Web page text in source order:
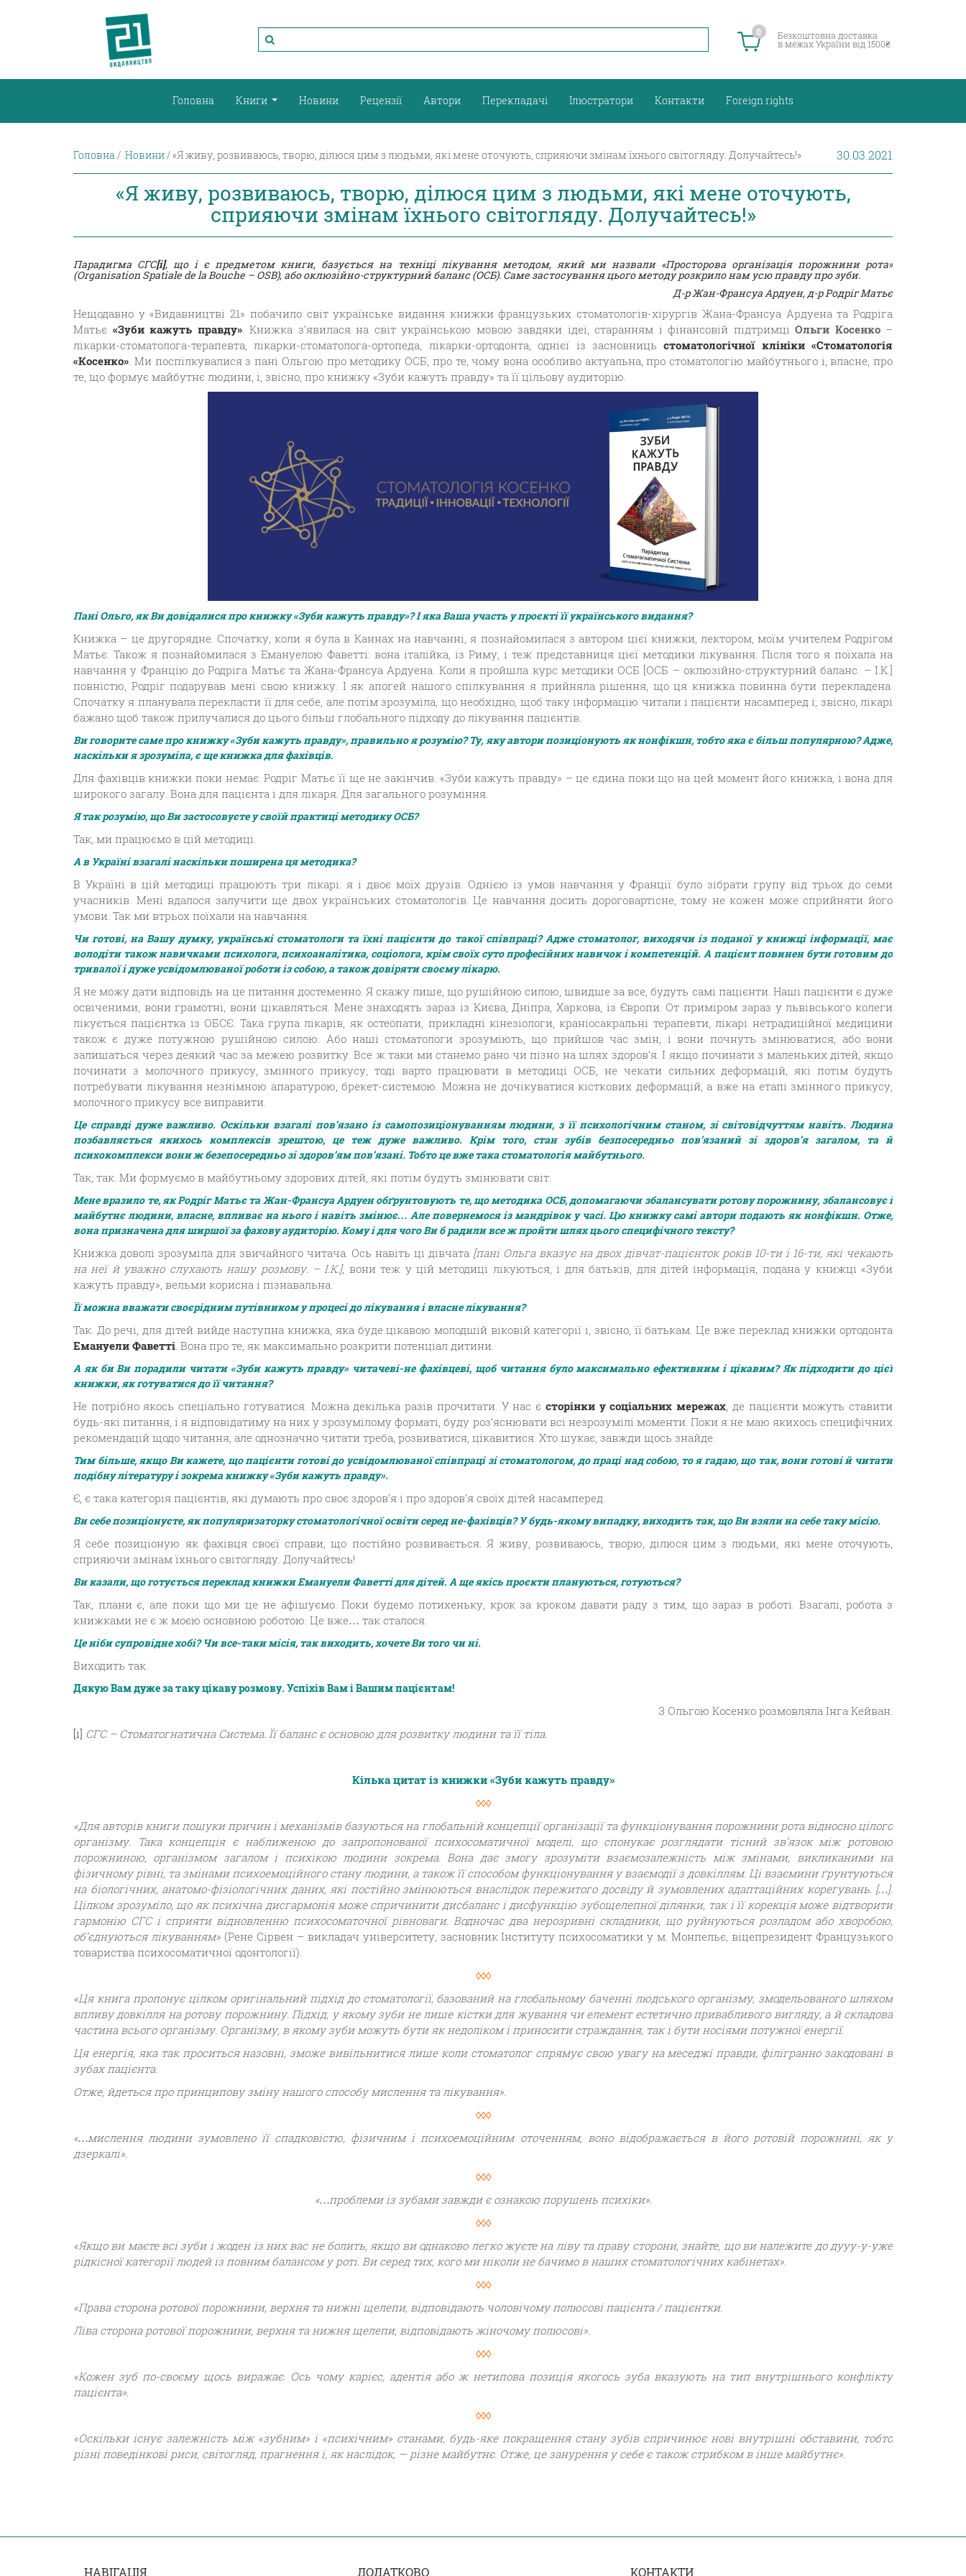
0 Безкоштовна доставка
в межах України від 1500₴
Головна Книги Новини Рецензії Автори Перекладачі Ілюстратори Контакти Foreign rights
Головна Новини «Я живу, розвиваюсь, творю, ділюся цим з людьми, які мене оточують, сприяючи змінам їхнього світогляду. Долучайтесь!» 30.03.2021
«Я живу, розвиваюсь, творю, ділюся цим з людьми, які мене оточують,
сприяючи змінам їхнього світогляду. Долучайтесь!»
Парадигма СГС[i], що і є предметом книги, базується на техніці лікування методом, який ми назвали «Просторова організація порожнини рота»
(Organisation Spatiale de la Bouche – OSB), або оклюзійно-структурний баланс (ОСБ). Саме застосування цього методу розкрило нам усю правду про зуби.
Д-р Жан-Франсуа Ардуен, д-р Родріг Матьє
Нещодавно у «Видавництві 21» побачило світ українське видання книжки французьких стоматологів-хірургів Жана-Франсуа Ардуена та Родріга
Матьє «Зуби кажуть правду». Книжка з’явилася на світ українською мовою завдяки ідеї, старанням і фінансовій підтримці Ольги Косенко–
лікарки-стоматолога-терапевта, лікарки-стоматолога-ортопеда, лікарки-ортодонта, однієї із засновницьстоматологічної клініки «Стоматологія
«Косенко». Ми поспілкувалися з пані Ольгою про методику ОСБ, про те, чому вона особливо актуальна, про стоматологію майбутнього і, власне, про
те, що формує майбутнє людини, і, звісно, про книжку «Зуби кажуть правду» та її цільову аудиторію.
Пані Ольго, як Ви довідалися про книжку «Зуби кажуть правду»? І яка Ваша участь у проєкті її українського видання?
Книжка – це другорядне. Спочатку, коли я була в Каннах на навчанні, я познайомилася з автором цієї книжки, лектором, моїм учителем Родрігом
Матьє. Також я познайомилася з Емануелою Фаветті: вона італійка, із Риму, і теж представниця цієї методики лікування. Після того я поїхала на
навчання у Францію до Родріга Матьє та Жана-Франсуа Ардуена. Коли я пройшла курс методики ОСБ [ОСБ – оклюзійно-структурний баланс. – І.К.]
повністю, Родріг подарував мені свою книжку. І як апогей нашого спілкування я прийняла рішення, що ця книжка повинна бути перекладена.
Спочатку я планувала перекласти її для себе, але потім зрозуміла, що необхідно, щоб таку інформацію читали і пацієнти насамперед і, звісно, лікарі
бажано щоб також прилучалися до цього більш глобального підходу до лікування пацієнтів.
Ви говорите саме про книжку «Зуби кажуть правду», правильно я розумію? Ту, яку автори позиціонують як нонфікшн, тобто яка є більш популярною? Адже,
наскільки я зрозуміла, є ще книжка для фахівців.
Для фахівців книжки поки немає. Родріг Матьє її ще не закінчив. «Зуби кажуть правду» – це єдина поки що на цей момент його книжка, і вона для
широкого загалу. Вона для пацієнта і для лікаря. Для загального розуміння.
Я так розумію, що Ви застосовуєте у своїй практиці методику ОСБ?
Так, ми працюємо в цій методиці.
А в Україні взагалі наскільки поширена ця методика?
В Україні в цій методиці працюють три лікарі: я і двоє моїх друзів. Однією із умов навчання у Франції було зібрати групу від трьох до семи
учасників. Мені вдалося залучити ще двох українських стоматологів. Це навчання досить дороговартісне, тому не кожен може сприйняти його
умови. Так ми втрьох поїхали на навчання.
Чи готові, на Вашу думку, українські стоматологи та їхні пацієнти до такої співпраці? Адже стоматолог, виходячи із поданої у книжці інформації, має
володіти також навичками психолога, психоаналітика, соціолога, крім своїх суто професійних навичок і компетенцій. А пацієнт повинен бути готовим до
тривалої і дуже усвідомлюваної роботи із собою, а також довіряти своєму лікарю.
Я не можу дати відповідь на це питання достеменно. Я скажу лише, що рушійною силою, швидше за все, будуть самі пацієнти. Наші пацієнти є дуже
освіченими, вони грамотні, вони цікавляться. Мене знаходять зараз із Києва, Дніпра, Харкова, із Європи. От приміром зараз у львівського колеги
лікується пацієнтка із ОБСЄ. Така група лікарів, як остеопати, прикладні кінезіологи, краніосакральні терапевти, лікарі нетрадиційної медицини
також є дуже потужною рушійною силою. Або наші стоматологи зрозуміють, що прийшов час змін, і вони почнуть змінюватися, або вони
залишаться через деякий час за межею розвитку. Все ж таки ми станемо рано чи пізно на шлях здоров’я. І якщо починати з маленьких дітей, якщо
починати з молочного прикусу, змінного прикусу, тоді варто працювати в методиці ОСБ, не чекати сильних деформацій, які потім будуть
потребувати лікування незнімною апаратурою, брекет-системою. Можна не дочікуватися кісткових деформацій, а вже на етапі змінного прикусу,
молочного прикусу все виправити.
Це справді дуже важливо. Оскільки взагалі пов’язано із самопозиціонуванням людини, з її психологічним станом, зі світовідчуттям навіть. Людина
позбавляється якихось комплексів зрештою, це теж дуже важливо. Крім того, стан зубів безпосередньо пов’язаний зі здоров’я загалом, та й
психокомплекси вони ж безепосередньо зі здоров’ям пов’язані. Тобто це вже така стоматологія майбутнього.
Так, так. Ми формуємо в майбутньому здорових дітей, які потім будуть змінювати світ.
Мене вразило те, як Родріг Матьє та Жан-Франсуа Ардуен обґрунтовують те, що методика ОСБ, допомагаючи збалансувати ротову порожнину, збалансовує і
майбутнє людини, власне, впливає на нього і навіть змінює… Але повернемося із мандрівок у часі. Цю книжку самі автори подають як нонфікшн. Отже,
вона призначена для ширшої за фахову аудиторію. Кому і для чого Ви б радили все ж пройти шлях цього специфічного тексту?
Книжка доволі зрозуміла для звичайного читача. Ось навіть ці дівчата [пані Ольга вказує на двох дівчат-пацієнток років 10-ти і 16-ти, які чекають
на неї й уважно слухають нашу розмову. – І.К.], вони теж у цій методиці лікуються, і для батьків, для дітей інформація, подана у книжці «Зуби
кажуть правду», вельми корисна і пізнавальна.
Її можна вважати своєрідним путівником у процесі до лікування і власне лікування?
Так. До речі, для дітей вийде наступна книжка, яка буде цікавою молодшій віковій категорії і, звісно, її батькам. Це вже переклад книжки ортодонта
Емануели Фаветті . Вона про те, як максимально розкрити потенціал дитини.
А як би Ви порадили читати «Зуби кажуть правду» читачеві-не фахівцеві, щоб читання було максимально ефективним і цікавим? Як підходити до цієї
книжки, як готуватися до її читання?
Не потрібно якось спеціально готуватися. Можна декілька разів прочитати. У нас є сторінки у соціальних мережах , де пацієнти можуть ставити
будь-які питання, і я відповідатиму на них у зрозумілому форматі, буду роз’яснювати всі незрозумілі моменти. Поки я не маю якихось специфічних
рекомендацій щодо читання, але однозначно читати треба, розвиватися, цікавитися. Хто шукає, завжди щось знайде.
Тим більше, якщо Ви кажете, що пацієнти готові до усвідомлюваної співпраці зі стоматологом, до праці над собою, то я гадаю, що так, вони готові й читати
подібну літературу і зокрема книжку «Зуби кажуть правду».
Є, є така категорія пацієнтів, які думають про своє здоров’я і про здоров’я своїх дітей насамперед.
Ви себе позиціонуєте, як популяризаторку стоматологічної освіти серед не-фахівців? У будь-якому випадку, виходить так, що Ви взяли на себе таку місію.
Я себе позиціоную як фахівця своєї справи, що постійно розвивається. Я живу, розвиваюсь, творю, ділюся цим з людьми, які мене оточують,
сприяючи змінам їхнього світогляду. Долучайтесь!
Ви казали, що готується переклад книжки Емануели Фаветті для дітей. А ще якісь проєкти плануються, готуються?
Так, плани є, але поки що ми це не афішуємо. Поки будемо потихеньку, крок за кроком давати раду з тим, що зараз в роботі. Взагалі, робота з
книжками не є ж моєю основною роботою. Це вже… так сталося.
Це ніби супровідне хобі? Чи все-таки місія, так виходить, хочете Ви того чи ні.
Виходить так.
Дякую Вам дуже за таку цікаву розмову. Успіхів Вам і Вашим пацієнтам!
З Ольгою Косенко розмовляла Інга Кейван.
[i] СГС – Стоматогнатична Система. Її баланс є основою для розвитку людини та її тіла.
Кілька цитат із книжки «Зуби кажуть правду»
◊◊◊
«Для авторів книги пошуки причин і механізмів базуються на глобальній концепції організації та функціонування порожнини рота відносно цілого
організму. Така концепція є наближеною до запропонованої психосоматичної моделі, що спонукає розглядати тісний зв’язок між ротовою
порожниною, організмом загалом і психікою людини зокрема. Вона дає змогу зрозуміти взаємозалежність між змінами, викликаними на
фізичному рівні, та змінами психоемоційного стану людини, а також її способом функціонування у взаємодії з довкіллям. Ці взаємини ґрунтуються
на біологічних, анатомо-фізіологічних даних, які постійно змінюються внаслідок пережитого досвіду й зумовлених адаптаційних корегувань. […].
Цілком зрозуміло, що як психічна дисгармонія може спричинити дисбаланс і дисфункцію зубощелепної ділянки, так і її корекція може відтворити
гармонію СГС і сприяти відновленню психосоматочної рівноваги. Водночас два нерозривні складники, що руйнуються розладом або хворобою,
об’єднуються лікуванням»(Рене Сірвен – викладач університету, засновник Інституту психосоматики у м. Монпельє, віцепрезидент Французького
товариства психосоматичної одонтології).
◊◊◊
«Ця книга пропонує цілком оригінальний підхід до стоматології, базований на глобальному баченні людського організму, змодельованого шляхом
впливу довкілля на ротову порожнину. Підхід, у якому зуби не лише кістки для жування чи елемент естетично привабливого вигляду, а й складова
частина всього організму. Організму, в якому зуби можуть бути як недоліком і приносити страждання, так і бути носіями потужної енергії.
Ця енергія, яка так проситься назовні, зможе вивільнитися лише коли стоматолог спрямує свою увагу на меседжі правди, філігранно закодовані в
зубах пацієнта.
Отже, йдеться про принципову зміну нашого способу мислення та лікування».
◊◊◊
«…мислення людини зумовлено її спадковістю, фізичним і психоемоційним оточенням, воно відображається в його ротовій порожнині, як у
дзеркалі».
◊◊◊
«…проблеми із зубами завжди є ознакою порушень психіки».
◊◊◊
«Якщо ви маєте всі зуби і жоден із них вас не болить, якщо ви однаково легко жуєте на ліву та праву сторони, знайте, що ви належите до дууу-у-уже
рідкісної категорії людей із повним балансом у роті. Ви серед тих, кого ми ніколи не бачимо в наших стоматологічних кабінетах».
◊◊◊
«Права сторона ротової порожнини, верхня та нижні щелепи, відповідають чоловічому полюсові пацієнта / пацієнтки.
Ліва сторона ротової порожнини, верхня та нижня щелепи, відповідають жіночому полюсові».
◊◊◊
«Кожен зуб по-своєму щось виражає. Ось чому карієс, адентія або ж нетипова позиція якогось зуба вказують на тип внутрішнього конфлікту
пацієнта».
◊◊◊
«Оскільки існує залежність між «зубним» і «психічним» станами, будь-яке покращення стану зубів спричинює нові внутрішні обставини, тобто
різні поведінкові риси, світогляд, прагнення і, як наслідок, — різне майбутнє. Отже, це занурення у себе є також стрибком в інше майбутнє».
НАВІГАЦІЯ ДОДАТКОВО КОНТАКТИ